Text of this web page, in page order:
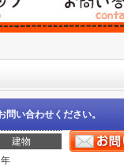
い合わせください。
建物